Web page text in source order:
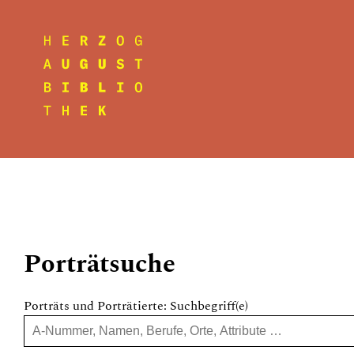
Porträtsuche
Porträts und Porträtierte: Suchbegriff(e)